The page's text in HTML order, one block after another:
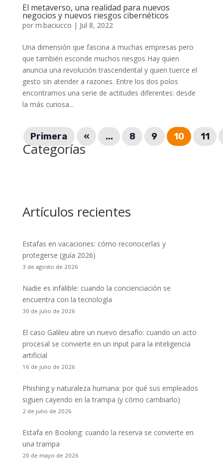
El metaverso, una realidad para nuevos
negocios y nuevos riesgos cibernéticos
por m.baciucco | Jul 8, 2022
Una dimensión que fascina a muchas empresas pero
que también esconde muchos riesgos Hay quien
anuncia una revolución trascendental y quien tuerce el
gesto sin atender a razones. Entre los dos polos
encontramos una serie de actitudes diferentes: desde
la más curiosa...
Primera « ... 8 9 10 11
Categorías
Artículos recientes
Estafas en vacaciones: cómo reconocerlas y
protegerse (guía 2026)
3 de agosto de 2026
Nadie es infalible: cuando la concienciación se
encuentra con la tecnología
30 de julio de 2026
El caso Galileu abre un nuevo desafío: cuando un acto
procesal se convierte en un input para la inteligencia
artificial
16 de julio de 2026
Phishing y naturaleza humana: por qué sus empleados
siguen cayendo en la trampa (y cómo cambiarlo)
2 de julio de 2026
Estafa en Booking: cuando la reserva se convierte en
una trampa
20 de mayo de 2026